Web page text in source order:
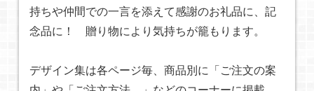
持ちや仲間での一言を添えて感謝のお礼品に、記
念品に！ 贈り物により気持ちが籠もります。
デザイン集は各ページ毎、商品別に「ご注文の案